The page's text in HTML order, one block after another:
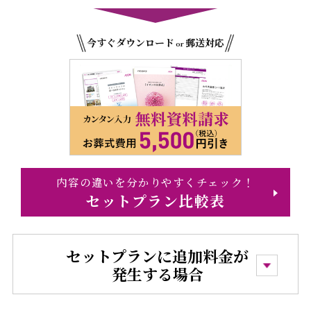
今すぐダウンロード or郵送対応
内容の違いを分かりやすくチェック！
セットプラン比較表
セットプランに追加料金が
発生する場合